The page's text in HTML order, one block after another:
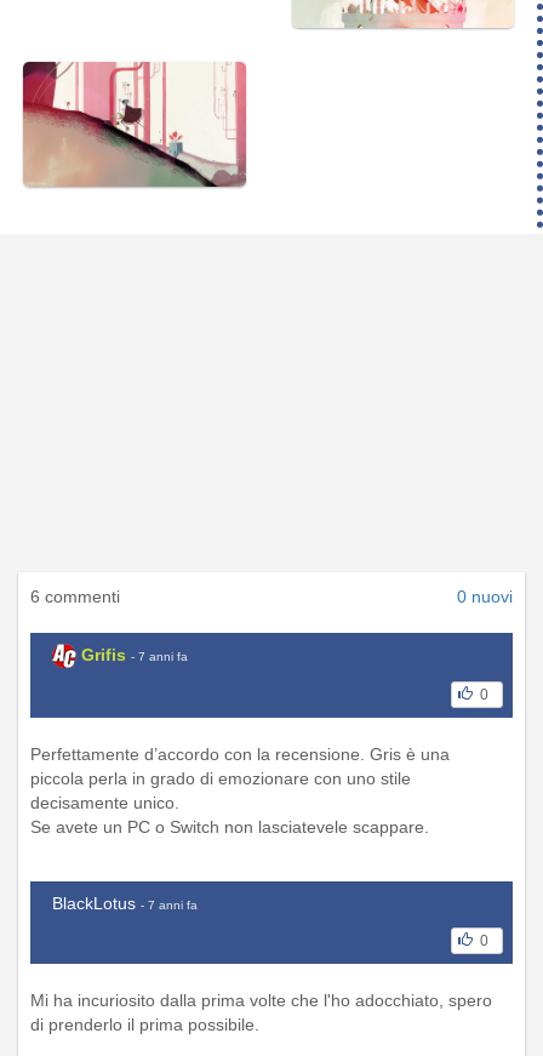
6 commenti 0 nuovi
Grifis - 7 anni fa
0
Perfettamente d’accordo con la recensione. Gris è una
piccola perla in grado di emozionare con uno stile
decisamente unico.
Se avete un PC o Switch non lasciatevele scappare.
BlackLotus - 7 anni fa
0
Mi ha incuriosito dalla prima volte che l'ho adocchiato, spero
di prenderlo il prima possibile.